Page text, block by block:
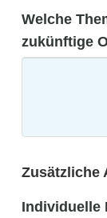
Welche
zukünftige
Zusätzliche
Individuelle